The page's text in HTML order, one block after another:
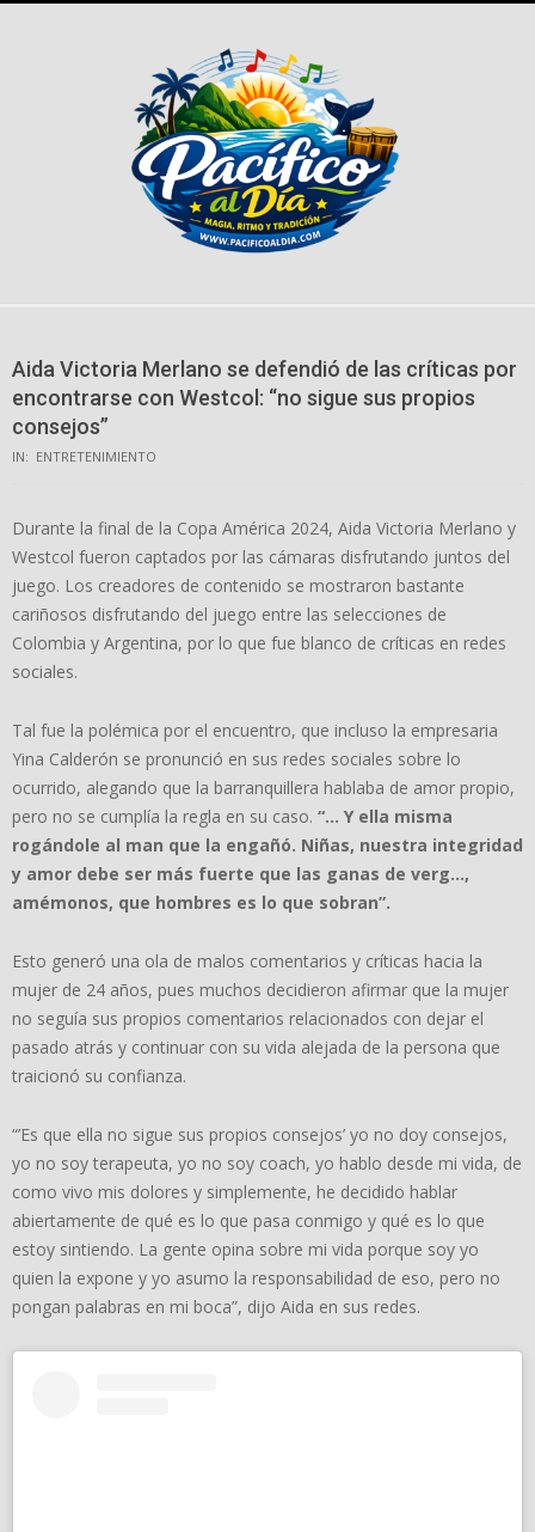
Aida Victoria Merlano se defendió de las críticas por
encontrarse con Westcol: “no sigue sus propios
consejos”
IN: ENTRETENIMIENTO
Durante la final de la Copa América 2024, Aida Victoria Merlano y
Westcol fueron captados por las cámaras disfrutando juntos del
juego. Los creadores de contenido se mostraron bastante
cariñosos disfrutando del juego entre las selecciones de
Colombia y Argentina, por lo que fue blanco de críticas en redes
sociales.
Tal fue la polémica por el encuentro, que incluso la empresaria
Yina Calderón se pronunció en sus redes sociales sobre lo
ocurrido, alegando que la barranquillera hablaba de amor propio,
pero no se cumplía la regla en su caso. “… Y ella misma
rogándole al man que la engañó. Niñas, nuestra integridad
y amor debe ser más fuerte que las ganas de verg…,
amémonos, que hombres es lo que sobran”.
Esto generó una ola de malos comentarios y críticas hacia la
mujer de 24 años, pues muchos decidieron afirmar que la mujer
no seguía sus propios comentarios relacionados con dejar el
pasado atrás y continuar con su vida alejada de la persona que
traicionó su confianza.
“’Es que ella no sigue sus propios consejos’ yo no doy consejos,
yo no soy terapeuta, yo no soy coach, yo hablo desde mi vida, de
como vivo mis dolores y simplemente, he decidido hablar
abiertamente de qué es lo que pasa conmigo y qué es lo que
estoy sintiendo. La gente opina sobre mi vida porque soy yo
quien la expone y yo asumo la responsabilidad de eso, pero no
pongan palabras en mi boca”, dijo Aida en sus redes.